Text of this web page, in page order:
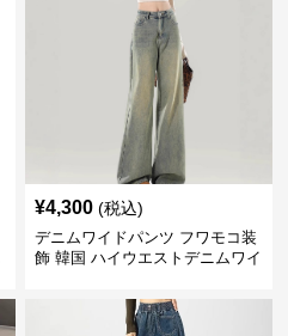
¥4,300 (税込)
デニムワイドパンツ フワモコ装
飾 韓国 ハイウエストデニムワイ